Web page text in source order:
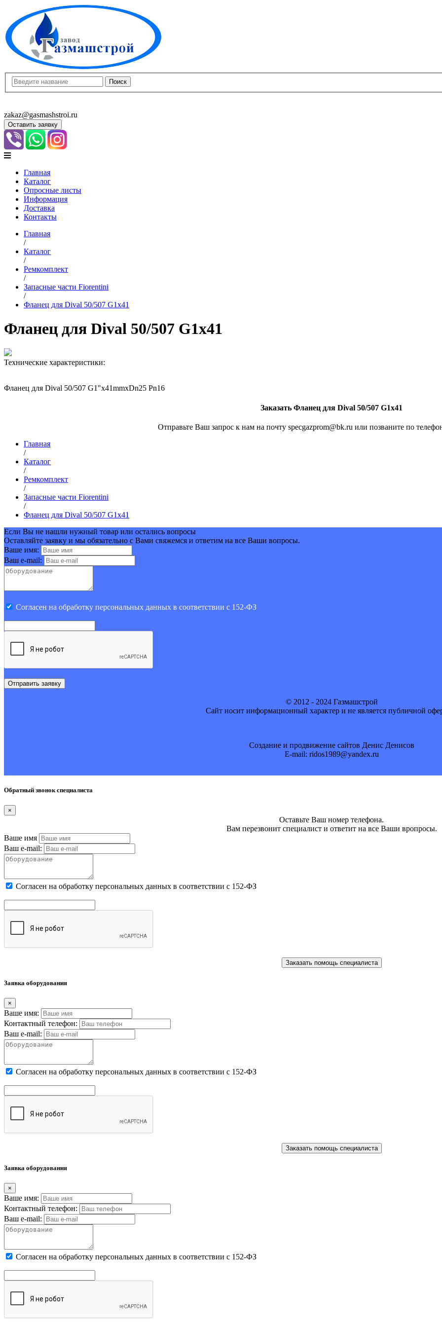
zakaz@gasmashstroi.ru
Оставить заявку
Главная
Каталог
Опросные листы
Информация
Доставка
Контакты
Главная
/
Каталог
/
Ремкомплект
/
Запасные части Fiorentini
/
Фланец для Dival 50/507 G1x41
Фланец для Dival 50/507 G1x41
Технические характеристики:
Фланец для Dival 50/507 G1"x41mmxDn25 Pn16
Заказать Фланец для Dival 50/507 G1x41
Отправьте Ваш запрос к нам на почту specgazprom@bk.ru или позваните по
Главная
/
Каталог
/
Ремкомплект
/
Запасные части Fiorentini
/
Фланец для Dival 50/507 G1x41
Если Вы не нашли нужный товар или остались вопросы
Оставляйте заявку и мы обязательно с Вами свяжемся и ответим на все Ваши вопросы.
Ваше имя:
Ваш e-mail:
Cогласен на обработку персональных данных в соответствии с 152-ФЗ
Отправить заявку
© 2012 - 2024 Газмашстрой
Cайт носит информационный характер и не является публичной
Создание и продвижение сайтов Денис Денисов
E-mail: ridos1989@yandex.ru
Обратный звонок специалиста
×
Оставьте Ваш номер телефона.
Вам перезвонит специалист и ответит на все Ваши вропросы.
Ваше имя
Ваш e-mail:
Cогласен на обработку персональных данных в соответствии с 152-ФЗ
Заказать помощь специалиста
Заявка оборудования
×
Ваше имя:
Контактный телефон:
Ваш e-mail:
Cогласен на обработку персональных данных в соответствии с 152-ФЗ
Заказать помощь специалиста
Заявка оборудования
×
Ваше имя:
Контактный телефон:
Ваш e-mail:
Cогласен на обработку персональных данных в соответствии с 152-ФЗ